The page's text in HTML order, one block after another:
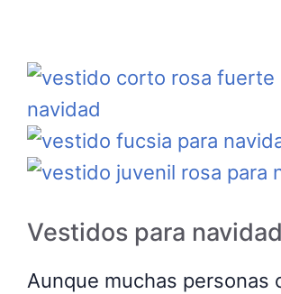
Vestidos para
Aunque muchas personas